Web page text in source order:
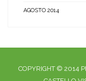
AGOSTO 2014
COPYRIGHT © 2014